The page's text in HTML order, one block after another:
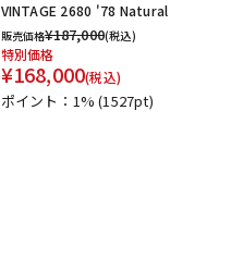
VINTAGE 2680 '78 Natural
販売価格¥187,000(税込)
特別価格
¥168,000(税込)
ポイント：1%(1527pt)